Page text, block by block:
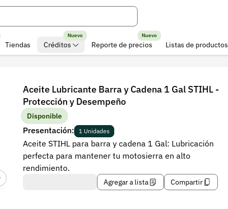
Tiendas Créditos
Nuevo
Reporte de precios
Nuevo
Listas de productos
Aceite Lubricante Barra y Cadena 1 Gal STIHL -
Protección y Desempeño
Disponible
Presentación: 1 Unidades
Aceite STIHL para barra y cadena 1 Gal: Lubricación
perfecta para mantener tu motosierra en alto
rendimiento.
Agregar a lista Compartir